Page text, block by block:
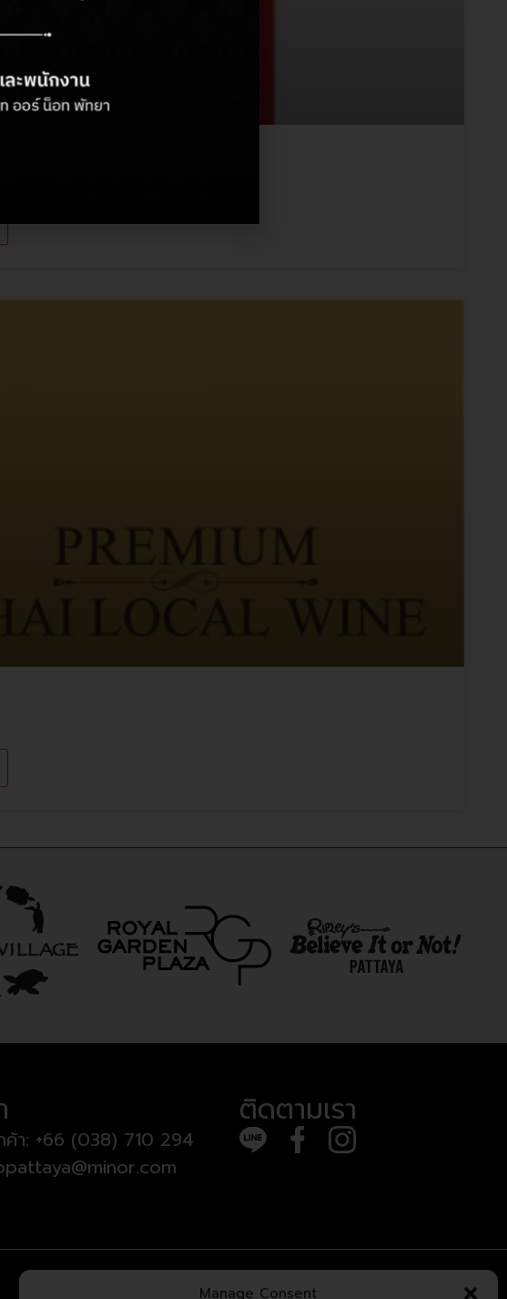
Manage Consent
า: +66 (038) 710 294
ติดตามเรา